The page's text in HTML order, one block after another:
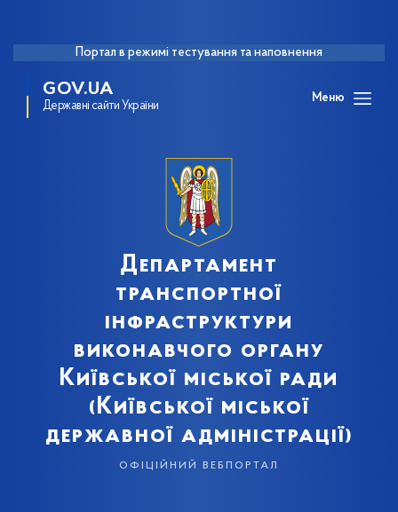
Портал в режимі тестування та наповнення
GOV.UA
Державні сайти України
Меню
Департамент
транспортної
інфраструктури
виконавчого органу
Київської міської ради
(Київської міської
державної адміністрації)
офіційний вебпортал